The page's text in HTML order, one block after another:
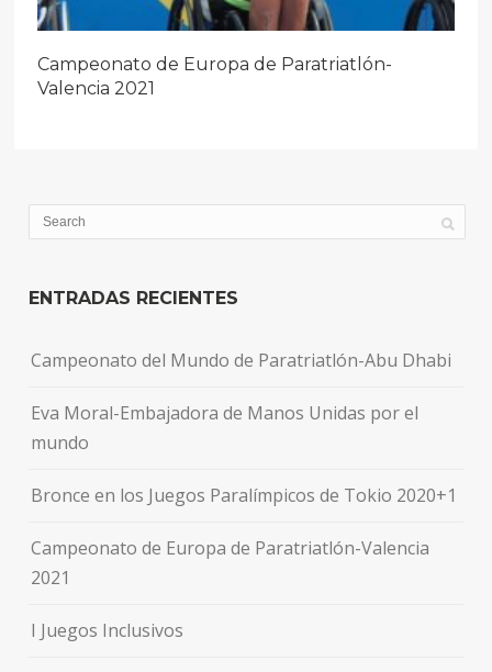
Campeonato de Europa de Paratriatlón-
Valencia 2021
ENTRADAS RECIENTES
Campeonato del Mundo de Paratriatlón-Abu Dhabi
Eva Moral-Embajadora de Manos Unidas por el
mundo
Bronce en los Juegos Paralímpicos de Tokio 2020+1
Campeonato de Europa de Paratriatlón-Valencia
2021
I Juegos Inclusivos